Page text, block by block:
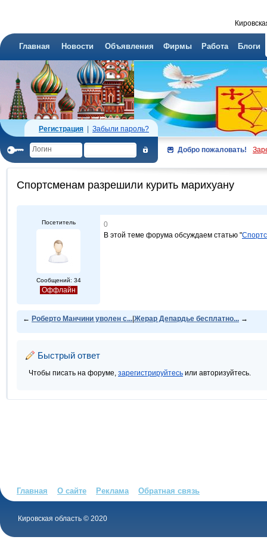
Главная Новости Объявления Фирмы Работа Блоги
Регистрация Забыли пароль?
Добро пожаловать!
Спортсменам разрешили курить марихуану
Посетитель
Сообщений: 34
Оффлайн
0
В этой теме форума обсуждаем статью "
← Роберто Манчини уволен с... Жерар Депардье бесплатно... →
Быстрый ответ
Чтобы писать на форуме, зарегистрируйтесь или авторизуйтесь.
Главная О сайте Реклама Обратная связь
Кировская область © 2020